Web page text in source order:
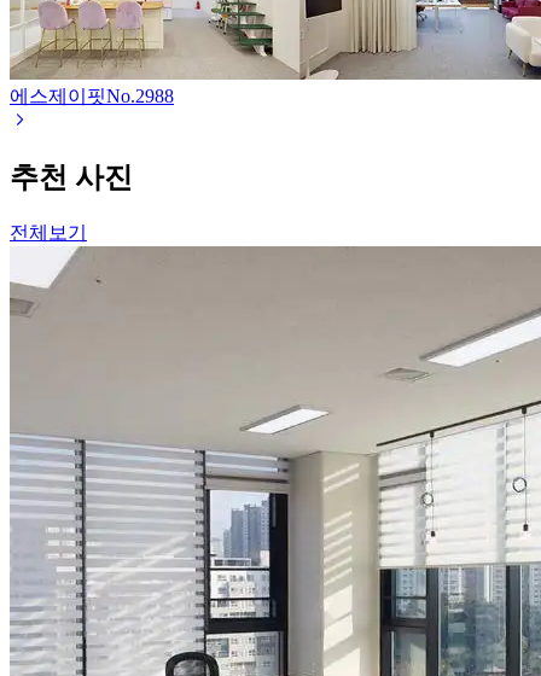
에스제이핏No.2988
추천 사진
전체보기